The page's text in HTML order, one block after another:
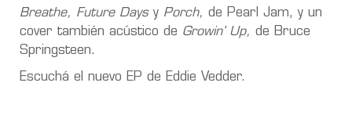
Breathe, Future Daysy Porch, de Pearl Jam, y un
cover también acústico de Growin’ Up, de Bruce
Springsteen.
Escuchá el nuevo EP de Eddie Vedder.